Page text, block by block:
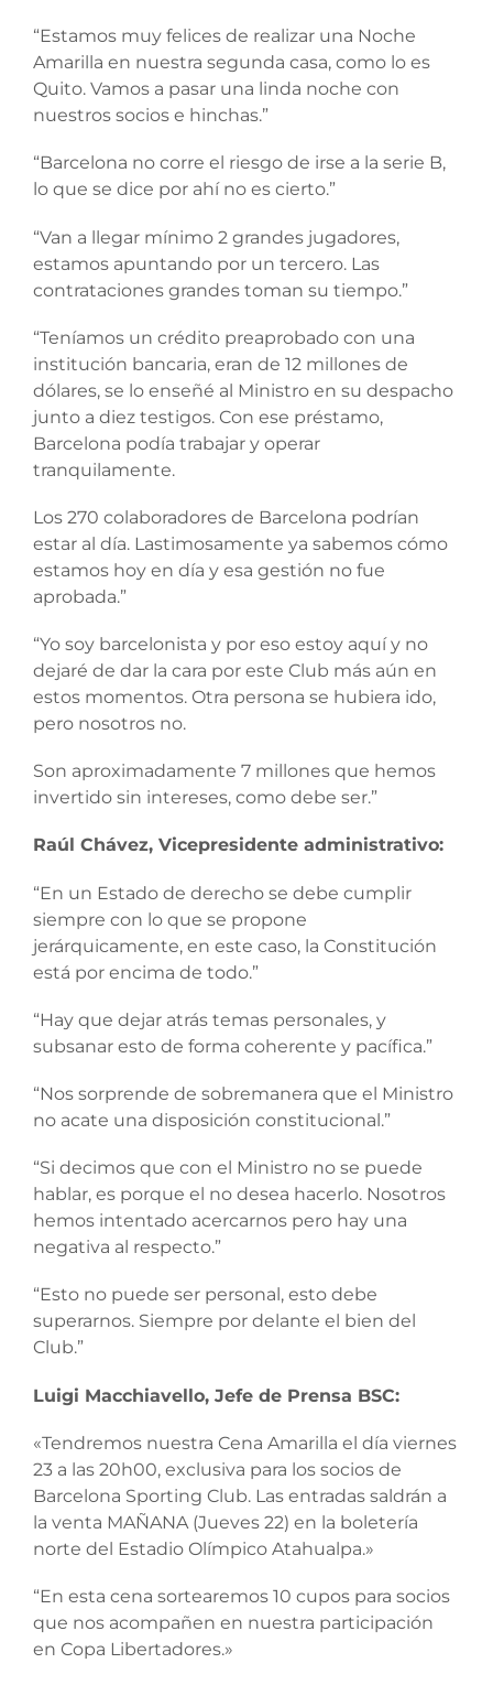
“Estamos muy felices de realizar una Noche
Amarilla en nuestra segunda casa, como lo es
Quito. Vamos a pasar una linda noche con
nuestros socios e hinchas.”
“Barcelona no corre el riesgo de irse a la serie B,
lo que se dice por ahí no es cierto.”
“Van a llegar mínimo 2 grandes jugadores,
estamos apuntando por un tercero. Las
contrataciones grandes toman su tiempo.”
“Teníamos un crédito preaprobado con una
institución bancaria, eran de 12 millones de
dólares, se lo enseñé al Ministro en su despacho
junto a diez testigos. Con ese préstamo,
Barcelona podía trabajar y operar
tranquilamente.
Los 270 colaboradores de Barcelona podrían
estar al día. Lastimosamente ya sabemos cómo
estamos hoy en día y esa gestión no fue
aprobada.”
“Yo soy barcelonista y por eso estoy aquí y no
dejaré de dar la cara por este Club más aún en
estos momentos. Otra persona se hubiera ido,
pero nosotros no.
Son aproximadamente 7 millones que hemos
invertido sin intereses, como debe ser.”
Raúl Chávez, Vicepresidente administrativo:
“En un Estado de derecho se debe cumplir
siempre con lo que se propone
jerárquicamente, en este caso, la Constitución
está por encima de todo.”
“Hay que dejar atrás temas personales, y
subsanar esto de forma coherente y pacífica.”
“Nos sorprende de sobremanera que el Ministro
no acate una disposición constitucional.”
“Si decimos que con el Ministro no se puede
hablar, es porque el no desea hacerlo. Nosotros
hemos intentado acercarnos pero hay una
negativa al respecto.”
“Esto no puede ser personal, esto debe
superarnos. Siempre por delante el bien del
Club.”
Luigi Macchiavello, Jefe de Prensa BSC:
«Tendremos nuestra Cena Amarilla el día viernes
23 a las 20h00, exclusiva para los socios de
Barcelona Sporting Club. Las entradas saldrán a
la venta MAÑANA (Jueves 22) en la boletería
norte del Estadio Olímpico Atahualpa.»
“En esta cena sortearemos 10 cupos para socios
que nos acompañen en nuestra participación
en Copa Libertadores.»